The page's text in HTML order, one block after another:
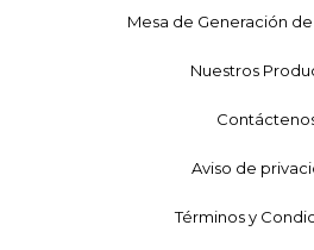
Mesa de Generación
Nuestros
Aviso de
Términos y